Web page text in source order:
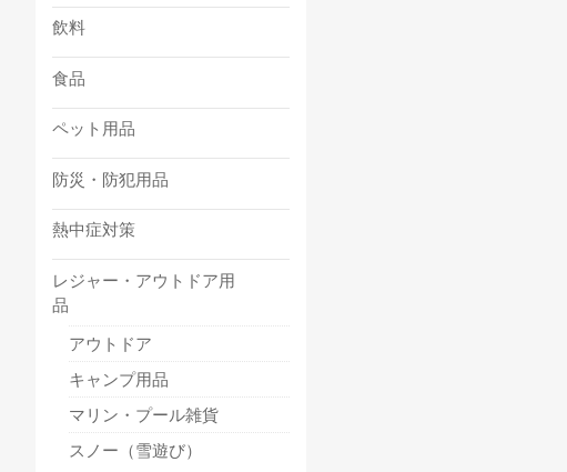
飲料
食品
ペット用品
防災・防犯用品
熱中症対策
レジャー・アウトドア用
品
アウトドア
キャンプ用品
マリン・プール雑貨
スノー（雪遊び）